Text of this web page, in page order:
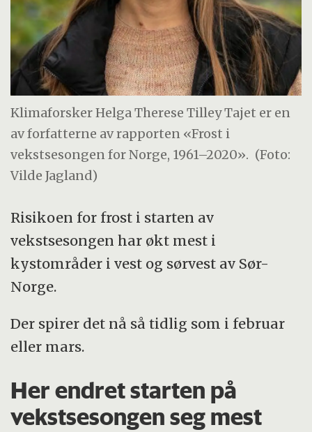
Klimaforsker Helga Therese Tilley Tajet er en
av forfatterne av rapporten «Frost i
vekstsesongen for Norge, 1961–2020». (Foto:
Vilde Jagland)
Risikoen for frost i starten av
vekstsesongen har økt mest i
kystområder i vest og sørvest av Sør-
Norge.
Der spirer det nå så tidlig som i februar
eller mars.
Her endret starten på
vekstsesongen seg mest